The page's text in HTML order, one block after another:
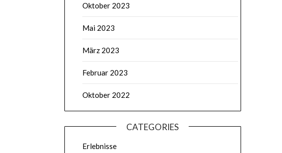
Oktober 2023
Mai 2023
März 2023
Februar 2023
Oktober 2022
CATEGORIES
Erlebnisse